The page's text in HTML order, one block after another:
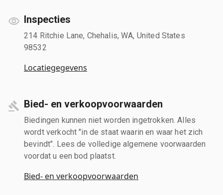
Inspecties
214 Ritchie Lane, Chehalis, WA, United States
98532
Locatiegegevens
Bied- en verkoopvoorwaarden
Biedingen kunnen niet worden ingetrokken. Alles
wordt verkocht "in de staat waarin en waar het zich
bevindt". Lees de volledige algemene voorwaarden
voordat u een bod plaatst.
Bied- en verkoopvoorwaarden